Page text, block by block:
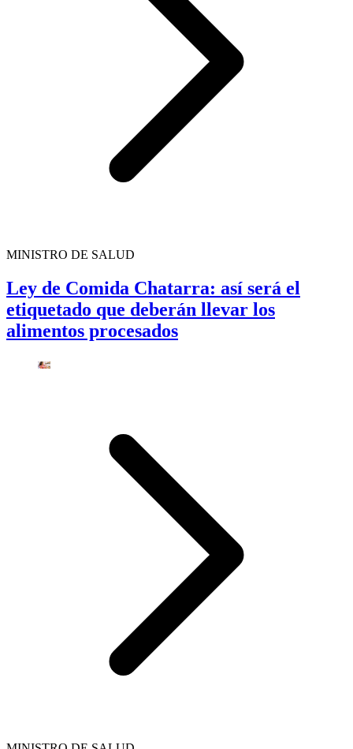
MINISTRO DE SALUD
Ley de Comida Chatarra: así será el
etiquetado que deberán llevar los
alimentos procesados